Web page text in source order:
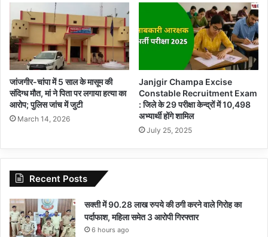
जांजगीर-चांपा में 5 साल के मासूम की
संदिग्ध मौत, मां ने पिता पर लगाया हत्या का
आरोप; पुलिस जांच में जुटी
March 14, 2026
Janjgir Champa Excise
Constable Recruitment Exam
: जिले के 29 परीक्षा केन्द्रों में 10,498
अभ्यार्थी होंगे शामिल
July 25, 2025
Recent Posts
सक्ती में 90.28 लाख रुपये की ठगी करने वाले गिरोह का
पर्दाफाश, महिला समेत 3 आरोपी गिरफ्तार
6 hours ago